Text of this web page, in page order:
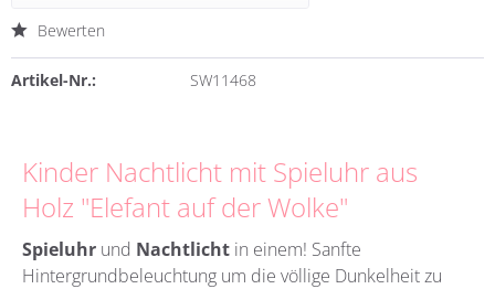
Bewerten
Artikel-Nr.: SW11468
Kinder Nachtlicht mit Spieluhr aus
Holz "Elefant auf der Wolke"
Spieluhr und Nachtlicht in einem! Sanfte
Hintergrundbeleuchtung um die völlige Dunkelheit zu